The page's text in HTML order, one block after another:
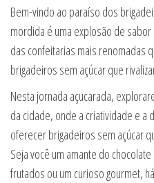
Bem-vindo ao paraíso dos
mordida é uma explosão de
das confeitarias mais renomadas
brigadeiros sem açúcar que
Nesta jornada açucarada,
da cidade, onde a criatividade e a
oferecer brigadeiros sem açúcar
Seja você um amante do
frutados ou um curioso gourmet,